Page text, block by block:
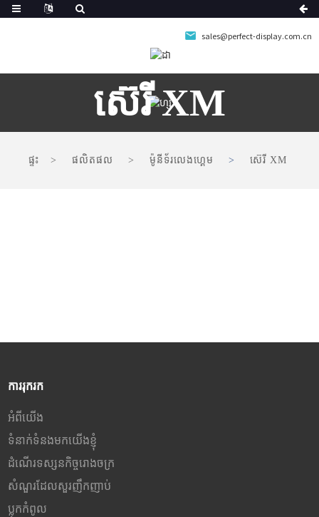
sales@perfect-display.com.cn
ស៊េរី XM
ផ្ទះ ផលិតផល ម៉ូនីទ័រលេងហ្គេម ស៊េរី XM
ការរុករក
អំពីយើង
ទំនាក់ទំនងមកយើងខ្ញុំ
ដំណើរទស្សនកិច្ចរោងចក្រ
សំណួរដែលសួរញឹកញាប់
ប្លុក​កំពូល